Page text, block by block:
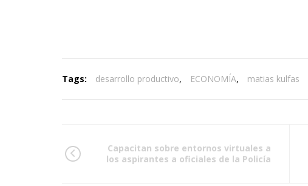
Tags: desarrollo productivo, ECONOMÍA, matias kulfas
Capacitan sobre entornos virtuales a
los aspirantes a oficiales de la Policía